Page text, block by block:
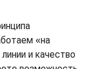
«на
и качество